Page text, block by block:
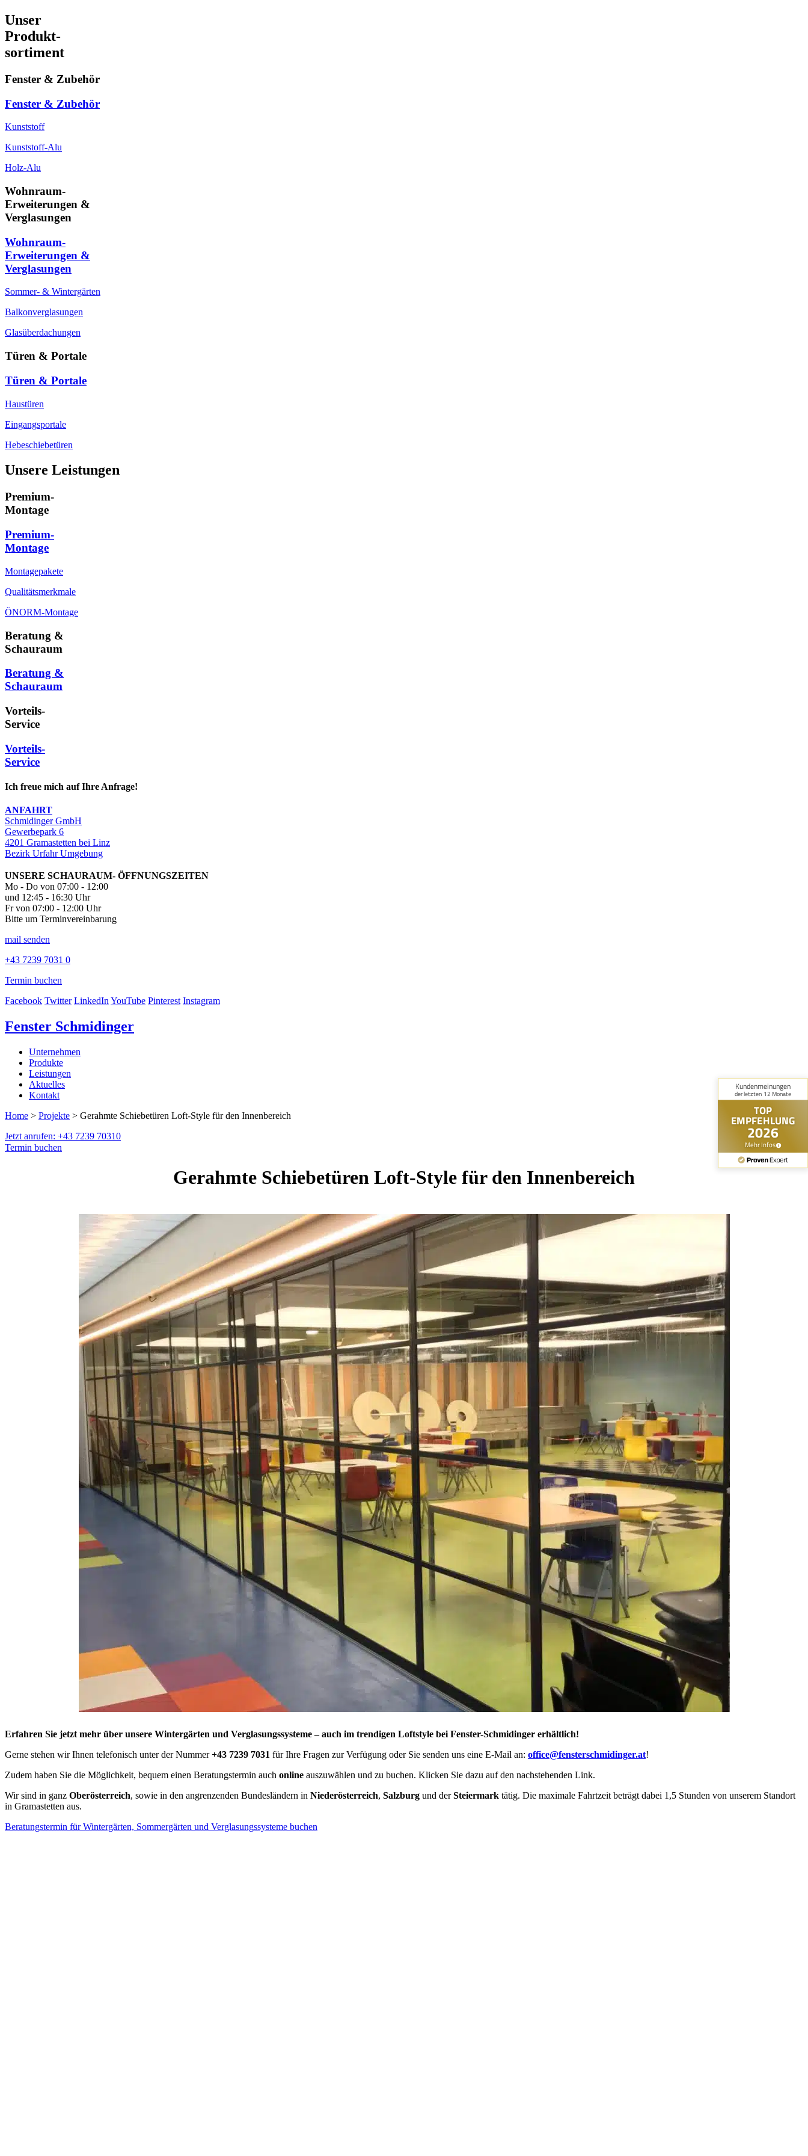
Unser
Produkt-
sortiment
Fenster & Zubehör
Fenster & Zubehör
Kunststoff
Kunststoff-Alu
Holz-Alu
Wohnraum-
Erweiterungen &
Verglasungen
Wohnraum-
Erweiterungen &
Verglasungen
Sommer- & Wintergärten
Balkonverglasungen
Glasüberdachungen
Türen & Portale
Türen & Portale
Haustüren
Eingangsportale
Hebeschiebetüren
Unsere Leistungen
Premium-
Montage
Premium-
Montage
Montagepakete
Qualitätsmerkmale
ÖNORM-Montage
Beratung &
Schauraum
Beratung &
Schauraum
Vorteils-
Service
Vorteils-
Service
Ich freue mich auf Ihre Anfrage!
ANFAHRT
Schmidinger GmbH
Gewerbepark 6
4201 Gramastetten bei Linz
Bezirk Urfahr Umgebung
UNSERE SCHAURAUM- ÖFFNUNGSZEITEN
Mo - Do von 07:00 - 12:00
und 12:45 - 16:30 Uhr
Fr von 07:00 - 12:00 Uhr
Bitte um Terminvereinbarung
mail senden
+43 7239 7031 0
Termin buchen
Facebook Twitter LinkedInYouTube Pinterest Instagram
Fenster Schmidinger
Unternehmen
Produkte
Leistungen
Aktuelles
Kontakt
Home > Projekte > Gerahmte Schiebetüren Loft-Style für den Innenbereich
Jetzt anrufen: +43 7239 70310
Termin buchen
Gerahmte Schiebetüren Loft-Style für den Innenbereich
Erfahren Sie jetzt mehr über unsere Wintergärten und Verglasungssysteme – auch im trendigen Loftstyle bei Fenster-Schmidinger erhältlich!
Gerne stehen wir Ihnen telefonisch unter der Nummer+43 7239 7031 für Ihre Fragen zur Verfügung oder Sie senden uns eine E-Mail an: office@fensterschmidinger.at!
Zudem haben Sie die Möglichkeit, bequem einen Beratungstermin auch online auszuwählen und zu buchen. Klicken Sie dazu auf den nachstehenden Link.
Wir sind in ganz Oberösterreich, sowie in den angrenzenden Bundesländern in Niederösterreich, Salzburg und derSteiermark tätig. Die maximale Fahrtzeit beträgt dabei 1,5 Stunden von unserem Standort
in Gramastetten aus.
Beratungstermin für Wintergärten, Sommergärten und Verglasungssysteme buchen